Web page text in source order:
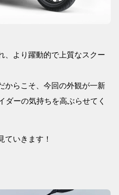
、より躍動的で上質なスクー
からこそ、今回の外観が一新
ダーの気持ちを高ぶらせてく
ていきます！